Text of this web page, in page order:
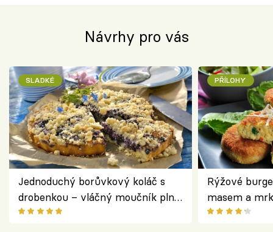
Návrhy pro vás
SLADKÉ
Jednoduchý borůvkový koláč s
drobenkou – vláčný moučník plný
ovoce
PŘÍLOHY
Rýžové
masem a
salátem –